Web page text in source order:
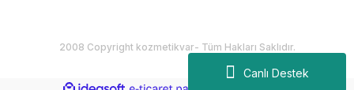
Canlı Destek
2008 Copyright kozmetikvar- Tüm Hakları Saklıdır.
ideasoft